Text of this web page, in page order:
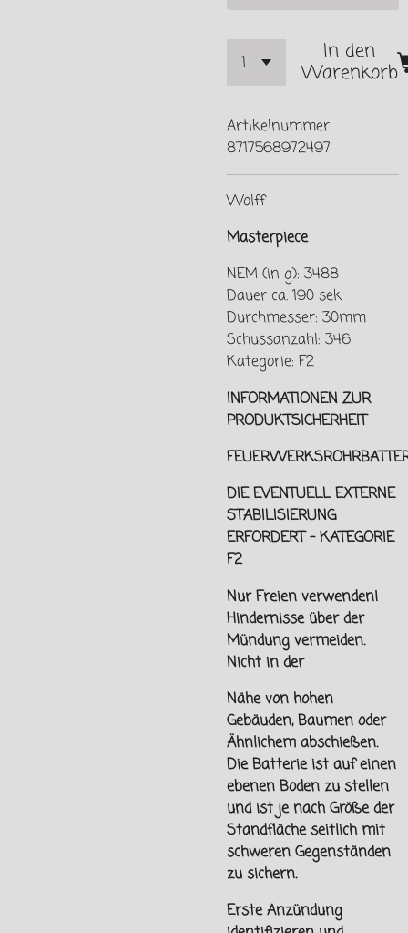
In den
Warenkorb
Artikelnummer:
8717568972497
Wolff
Masterpiece
NEM (in g): 3488
Dauer ca. 190 sek
Durchmesser: 30mm
Schussanzahl: 346
Kategorie: F2
INFORMATIONEN ZUR
PRODUKTSICHERHEIT
DIE EVENTUELL EXTERNE
STABILISIERUNG
ERFORDERT - KATEGORIE
F2
Nur Freien verwenden!
Hindernisse über der
Mündung vermeiden.
Nicht in der
Nähe von hohen
Gebäuden, Baumen oder
Ähnlichem abschießen.
Die Batterie ist auf einen
ebenen Boden zu stellen
und ist je nach Größe der
Standfläche seitlich mit
schweren Gegenständen
zu sichern.
Erste Anzündung